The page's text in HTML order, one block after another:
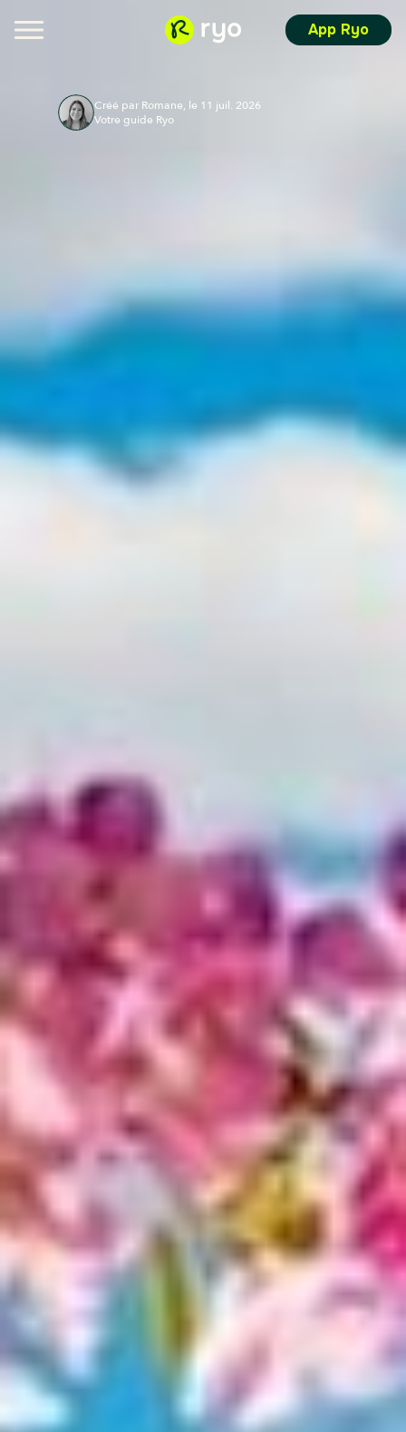
App Ryo
Créé par Romane, le 11 juil. 2026
Votre guide Ryo